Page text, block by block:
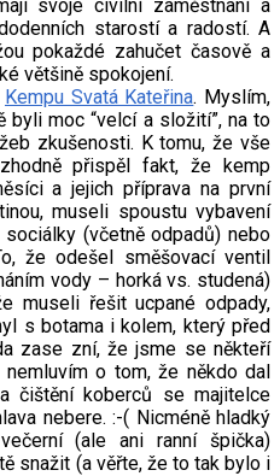
svoje civilní zaměstnaní a
starostí a radostí. A
pokaždé zahučet časově a
většině spokojení.
Kempu Svatá Kateřina. Myslím,
byli moc “velcí a složití”, na to
zkušenosti. K tomu, že vše
přispěl fakt, že kemp
a jejich příprava na první
museli spoustu vybavení
(včetně odpadů) nebo
že odešel směšovací ventil
vody – horká vs. studená)
museli řešit ucpané odpady,
s botama i kolem, který před
zase zní, že jsme se někteří
o tom, že někdo dal
čištění koberců se majitelce
nebere. :-( Nicméně hladký
(ale ani ranní špička)
snažit (a věřte, že to tak bylo i